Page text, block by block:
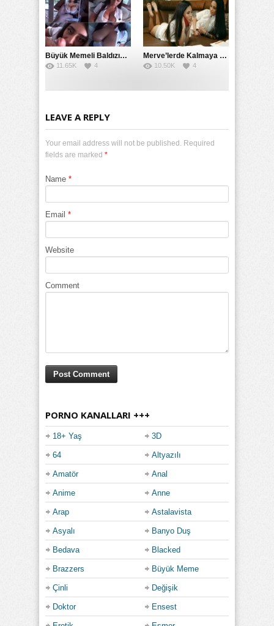
Büyük Memeli Baldızının Takipçilerinin Çoğalması İçin Yardım Etti
11.65K 4
Merve’lerde Kalmaya Gelen Liseli Kız Fanteziyi Dibine Verdirdi
10.50K 4
LEAVE A REPLY
Your email address will not be published. Required
fields are marked *
Name *
Email *
Website
Comment
PORNO KANALLARI +++
18+ Yaş 3D
64 Altyazılı
Amatör Anal
Anime Anne
Arap Astalavista
Asyalı Banyo Duş
Bedava Blacked
Brazzers Büyük Meme
Çinli Değişik
Doktor Ensest